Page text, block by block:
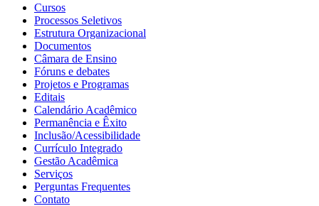
Cursos
Processos Seletivos
Estrutura Organizacional
Documentos
Câmara de Ensino
Fóruns e debates
Projetos e Programas
Editais
Calendário Acadêmico
Permanência e Êxito
Inclusão/Acessibilidade
Currículo Integrado
Gestão Acadêmica
Serviços
Perguntas Frequentes
Contato